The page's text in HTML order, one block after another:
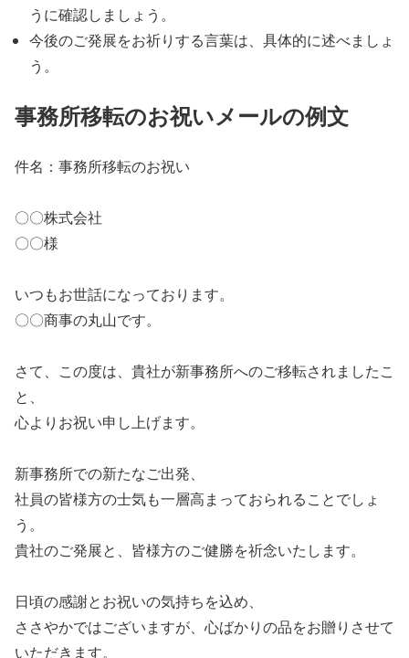
うに確認しましょう。
今後のご発展をお祈りする言葉は、具体的に述べましょ
う。
事務所移転のお祝いメールの例文
件名：事務所移転のお祝い
〇〇株式会社
〇〇様
いつもお世話になっております。
〇〇商事の丸山です。
さて、この度は、貴社が新事務所へのご移転されましたこ
と、
心よりお祝い申し上げます。
新事務所での新たなご出発、
社員の皆様方の士気も一層高まっておられることでしょ
う。
貴社のご発展と、皆様方のご健勝を祈念いたします。
日頃の感謝とお祝いの気持ちを込め、
ささやかではございますが、心ばかりの品をお贈りさせて
いただきます。